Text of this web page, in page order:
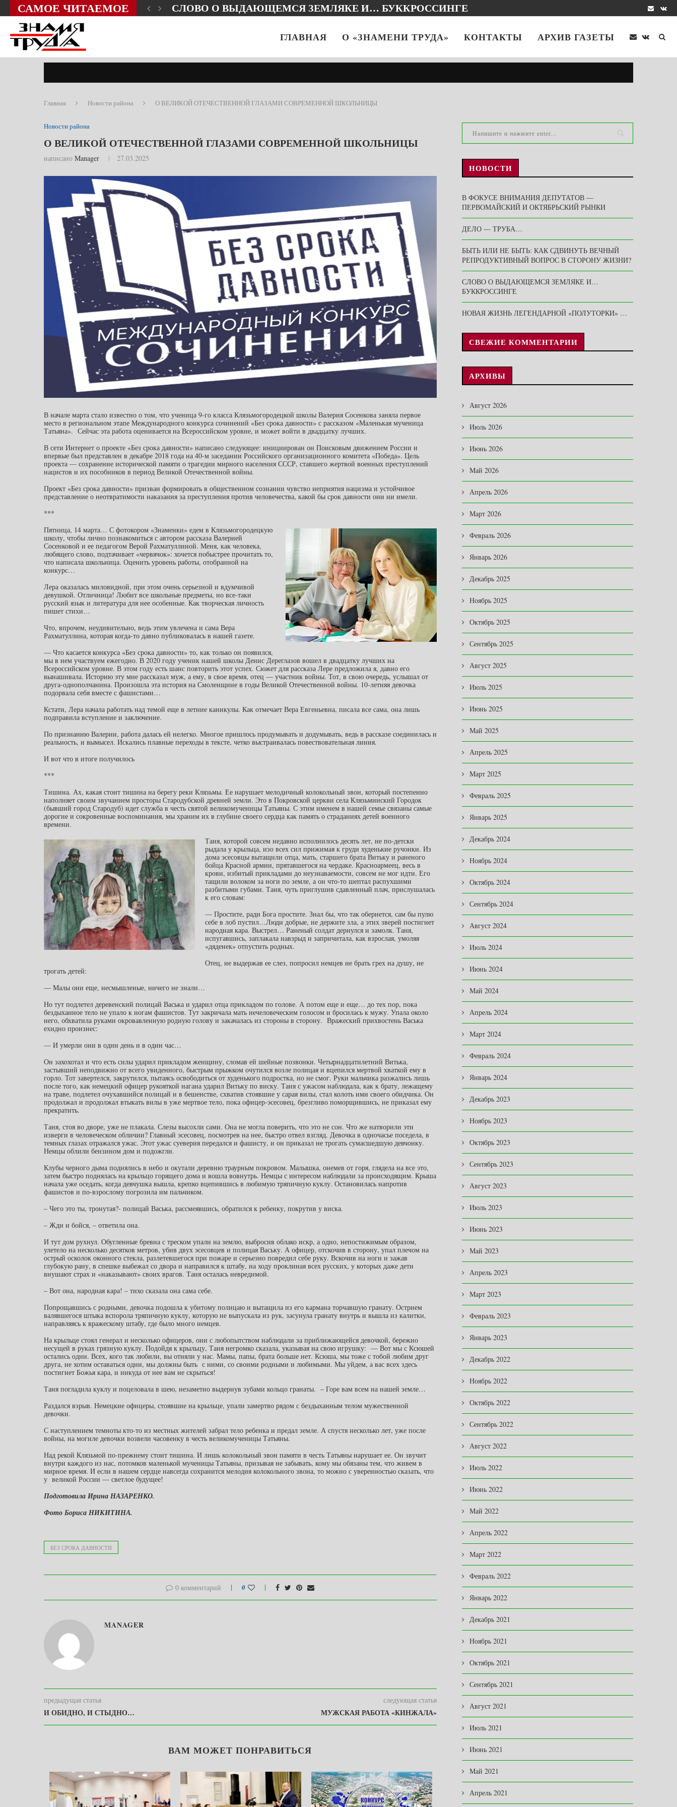
САМОЕ ЧИТАЕМОЕ СЛОВО О ВЫДАЮЩЕМСЯ ЗЕМЛЯКЕ И… БУККРОССИНГЕ
ГЛАВНАЯ О «ЗНАМЕНИ ТРУДА» КОНТАКТЫ АРХИВ ГАЗЕТЫ
Главная Новости района О ВЕЛИКОЙ ОТЕЧЕСТВЕННОЙ ГЛАЗАМИ СОВРЕМЕННОЙ ШКОЛЬНИЦЫ
Новости района
О ВЕЛИКОЙ ОТЕЧЕСТВЕННОЙ ГЛАЗАМИ СОВРЕМЕННОЙ ШКОЛЬНИЦЫ
написано Manager 27.03.2025
В начале марта стало известно о том, что ученица 9-го класса Клязьмогородецкой школы Валерия Сосенкова заняла первое
место в региональном этапе Международного конкурса сочинений «Без срока давности» с рассказом «Маленькая мученица
Татьяна». Сейчас эта работа оценивается на Всероссийском уровне, и может войти в двадцатку лучших.
В сети Интернет о проекте «Без срока давности» написано следующее: инициирован он Поисковым движением России и
впервые был представлен в декабре 2018 года на 40-м заседании Российского организационного комитета «Победа». Цель
проекта — сохранение исторической памяти о трагедии мирного населения СССР, ставшего жертвой военных преступлений
нацистов и их пособников в период Великой Отечественной войны.
Проект «Без срока давности» призван формировать в общественном сознании чувство неприятия нацизма и устойчивое
представление о неотвратимости наказания за преступления против человечества, какой бы срок давности они ни имели.
***
Пятница, 14 марта… С фотокором «Знаменки» едем в Клязьмогородецкую
школу, чтобы лично познакомиться с автором рассказа Валерией
Сосенковой и ее педагогом Верой Рахматуллиной. Меня, как человека,
любящего слово, подтачивает «червячок»: хочется побыстрее прочитать то,
что написала школьница. Оценить уровень работы, отобранной на
конкурс…
Лера оказалась миловидной, при этом очень серьезной и вдумчивой
девушкой. Отличница! Любит все школьные предметы, но все-таки
русский язык и литература для нее особенные. Как творческая личность
пишет стихи…
Что, впрочем, неудивительно, ведь этим увлечена и сама Вера
Рахматуллина, которая когда-то давно публиковалась в нашей газете.
— Что касается конкурса «Без срока давности» то, как только он появился,
мы в нем участвуем ежегодно. В 2020 году ученик нашей школы Денис Дереглазов вошел в двадцатку лучших на
Всероссийском уровне. В этом году есть шанс повторить этот успех. Сюжет для рассказа Лере предложила я, давно его
вынашивала. Историю эту мне рассказал муж, а ему, в свое время, отец — участник войны. Тот, в свою очередь, услышал от
друга-однополчанина. Произошла эта история на Смоленщине в годы Великой Отечественной войны. 10-летняя девочка
подорвала себя вместе с фашистами…
Кстати, Лера начала работать над темой еще в летние каникулы. Как отмечает Вера Евгеньевна, писала все сама, она лишь
подправила вступление и заключение.
По признанию Валерии, работа далась ей нелегко. Многое пришлось продумывать и додумывать, ведь в рассказе соединилась и
реальность, и вымысел. Искались плавные переходы в тексте, четко выстраивалась повествовательная линия.
И вот что в итоге получилось
***
Тишина. Ах, какая стоит тишина на берегу реки Клязьмы. Ее нарушает мелодичный колокольный звон, который постепенно
наполняет своим звучанием просторы Стародубской древней земли. Это в Покровской церкви села Клязьминский Городок
(бывший город Стародуб) идет служба в честь святой великомученицы Татьяны. С этим именем в нашей семье связаны самые
дорогие и сокровенные воспоминания, мы храним их в глубине своего сердца как память о страданиях детей военного
времени.
Таня, которой совсем недавно исполнилось десять лет, не по-детски
рыдала у крыльца, изо всех сил прижимая к груди худенькие ручонки. Из
дома эсесовцы вытащили отца, мать, старшего брата Витьку и раненого
бойца Красной армии, прятавшегося на чердаке. Красноармеец, весь в
крови, избитый прикладами до неузнаваемости, совсем не мог идти. Его
тащили волоком за ноги по земле, а он что-то шептал распухшими
разбитыми губами. Таня, чуть приглушив сдавленный плач, прислушалась
к его словам:
— Простите, ради Бога простите. Знал бы, что так обернется, сам бы пулю
себе в лоб пустил…Люди добрые, не держите зла, а этих зверей постигнет
народная кара. Выстрел… Раненый солдат дернулся и замолк. Таня,
испугавшись, заплакала навзрыд и запричитала, как взрослая, умоляя
«дяденек» отпустить родных.
Отец, не выдержав ее слез, попросил немцев не брать грех на душу, не
трогать детей:
— Малы они еще, несмышленые, ничего не знали…
Но тут подлетел деревенский полицай Васька и ударил отца прикладом по голове. А потом еще и еще… до тех пор, пока
бездыханное тело не упало к ногам фашистов. Тут закричала мать нечеловеческим голосом и бросилась к мужу. Упала около
него, обхватила руками окровавленную родную голову и закачалась из стороны в сторону. Вражеский прихвостень Васька
ехидно произнес:
— И умерли они в один день и в один час…
Он захохотал и что есть силы ударил прикладом женщину, сломав ей шейные позвонки. Четырнадцатилетний Витька,
застывший неподвижно от всего увиденного, быстрым прыжком очутился возле полицая и вцепился мертвой хваткой ему в
горло. Тот завертелся, закрутился, пытаясь освободиться от худенького подростка, но не смог. Руки мальчика разжались лишь
после того, как немецкий офицер рукояткой нагана ударил Витьку по виску. Таня с ужасом наблюдала, как к брату, лежащему
на траве, подлетел очухавшийся полицай и в бешенстве, схватив стоявшие у сарая вилы, стал колоть ими своего обидчика. Он
продолжал и продолжал втыкать вилы в уже мертвое тело, пока офицер-эсесовец, брезгливо поморщившись, не приказал ему
прекратить.
Таня, стоя во дворе, уже не плакала. Слезы высохли сами. Она не могла поверить, что это не сон. Что же натворили эти
изверги в человеческом обличии? Главный эсесовец, посмотрев на нее, быстро отвел взгляд. Девочка в одночасье поседела, в
темных глазах отражался ужас. Этот ужас суеверия передался и фашисту, и он приказал не трогать сумасшедшую девчонку.
Немцы облили бензином дом и подожгли.
Клубы черного дыма поднялись в небо и окутали деревню траурным покровом. Малышка, онемев от горя, глядела на все это,
затем быстро поднялась на крыльцо горящего дома и вошла вовнутрь. Немцы с интересом наблюдали за происходящим. Крыша
начала уже оседать, когда девчушка вышла, крепко вцепившись в любимую тряпичную куклу. Остановилась напротив
фашистов и по-взрослому погрозила им пальчиком.
– Чего это ты, тронутая?- полицай Васька, рассмеявшись, обратился к ребенку, покрутив у виска.
– Жди и бойся, – ответила она.
И тут дом рухнул. Обугленные бревна с треском упали на землю, выбросив облако искр, а одно, непостижимым образом,
улетело на несколько десятков метров, убив двух эсесовцев и полицая Ваську. А офицер, отскочив в сторону, упал плечом на
острый осколок оконного стекла, разлетевшегося при пожаре и серьезно повредил себе руку. Вскочив на ноги и зажав
глубокую рану, в спешке выбежал со двора и направился к штабу, на ходу проклиная всех русских, у которых даже дети
внушают страх и «наказывают» своих врагов. Таня осталась невредимой.
– Вот она, народная кара! – тихо сказала она сама себе.
Попрощавшись с родными, девочка подошла к убитому полицаю и вытащила из его кармана торчавшую гранату. Острием
валявшегося штыка вспорола тряпичную куклу, которую не выпускала из рук, засунула гранату внутрь и вышла из калитки,
направляясь к вражескому штабу, где было много немцев.
На крыльце стоял генерал и несколько офицеров, они с любопытством наблюдали за приближающейся девочкой, бережно
несущей в руках грязную куклу. Подойдя к крыльцу, Таня негромко сказала, указывая на свою игрушку: — Вот мы с Ксюшей
остались одни. Всех, кого так любили, вы отняли у нас. Мамы, папы, брата больше нет. Ксюша, мы тоже с тобой любим друг
друга, не хотим оставаться одни, мы должны быть с ними, со своими родными и любимыми. Мы уйдем, а вас всех здесь
постигнет Божья кара, и никуда от нее вам не скрыться!
Таня погладила куклу и поцеловала в шею, незаметно выдернув зубами кольцо гранаты. – Горе вам всем на нашей земле…
Раздался взрыв. Немецкие офицеры, стоявшие на крыльце, упали замертво рядом с бездыханным телом мужественной
девочки.
С наступлением темноты кто-то из местных жителей забрал тело ребенка и предал земле. А спустя несколько лет, уже после
войны, на могиле девочки возвели часовенку в честь великомученицы Татьяны.
Над рекой Клязьмой по-прежнему стоит тишина. И лишь колокольный звон памяти в честь Татьяны нарушает ее. Он звучит
внутри каждого из нас, потомков маленькой мученицы Татьяны, призывая не забывать, кому мы обязаны тем, что живем в
мирное время. И если в нашем сердце навсегда сохранится мелодия колокольного звона, то можно с уверенностью сказать, что
у великой России — светлое будущее!
Подготовила Ирина НАЗАРЕНКО.
Фото Бориса НИКИТИНА.
БЕЗ СРОКА ДАВНОСТИ
0 комментарий 0
MANAGER
предыдущая статья
И ОБИДНО, И СТЫДНО…
следующая статья
МУЖСКАЯ РАБОТА «КИНЖАЛА»
ВАМ МОЖЕТ ПОНРАВИТЬСЯ
НОВОСТИ
В ФОКУСЕ ВНИМАНИЯ ДЕПУТАТОВ —
ПЕРВОМАЙСКИЙ И ОКТЯБРЬСКИЙ РЫНКИ
ДЕЛО — ТРУБА…
БЫТЬ ИЛИ НЕ БЫТЬ: КАК СДВИНУТЬ ВЕЧНЫЙ
РЕПРОДУКТИВНЫЙ ВОПРОС В СТОРОНУ ЖИЗНИ?
СЛОВО О ВЫДАЮЩЕМСЯ ЗЕМЛЯКЕ И…
БУККРОССИНГЕ
НОВАЯ ЖИЗНЬ ЛЕГЕНДАРНОЙ «ПОЛУТОРКИ» …
СВЕЖИЕ КОММЕНТАРИИ
АРХИВЫ
Август 2026
Июль 2026
Июнь 2026
Май 2026
Апрель 2026
Март 2026
Февраль 2026
Январь 2026
Декабрь 2025
Ноябрь 2025
Октябрь 2025
Сентябрь 2025
Август 2025
Июль 2025
Июнь 2025
Май 2025
Апрель 2025
Март 2025
Февраль 2025
Январь 2025
Декабрь 2024
Ноябрь 2024
Октябрь 2024
Сентябрь 2024
Август 2024
Июль 2024
Июнь 2024
Май 2024
Апрель 2024
Март 2024
Февраль 2024
Январь 2024
Декабрь 2023
Ноябрь 2023
Октябрь 2023
Сентябрь 2023
Август 2023
Июль 2023
Июнь 2023
Май 2023
Апрель 2023
Март 2023
Февраль 2023
Январь 2023
Декабрь 2022
Ноябрь 2022
Октябрь 2022
Сентябрь 2022
Август 2022
Июль 2022
Июнь 2022
Май 2022
Апрель 2022
Март 2022
Февраль 2022
Январь 2022
Декабрь 2021
Ноябрь 2021
Октябрь 2021
Сентябрь 2021
Август 2021
Июль 2021
Июнь 2021
Май 2021
Апрель 2021